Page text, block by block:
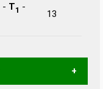
- T1 -
13